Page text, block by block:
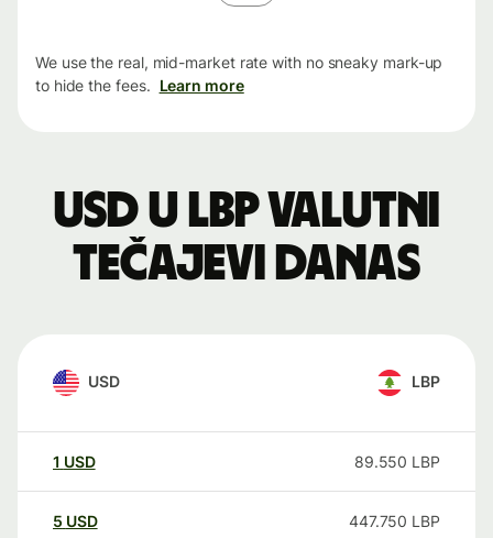
We use the real, mid-market rate with no sneaky mark-up
to hide the fees. Learn more
USD u LBP valutni
tečajevi danas
USD LBP
1 USD 89.550 LBP
5 USD 447.750 LBP